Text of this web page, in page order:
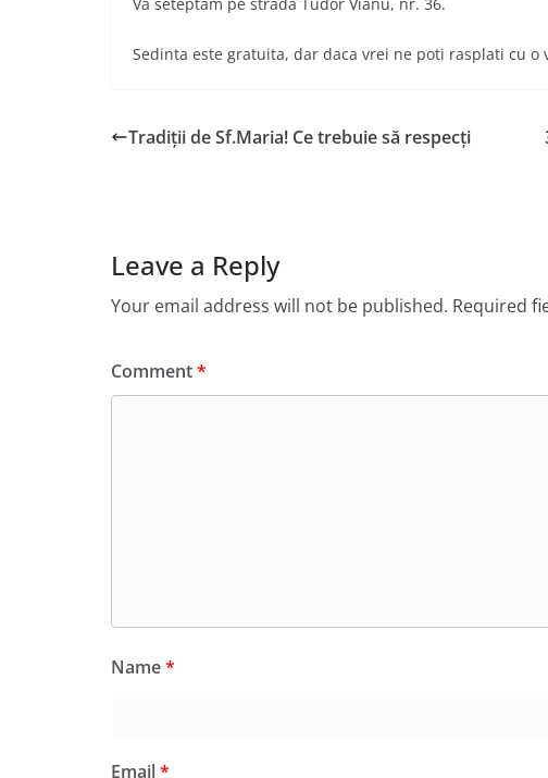
Sedinta este gratuita, dar daca vrei ne poti rasplati cu o
Tradiții de Sf.Maria! Ce trebuie să respecți
Leave a Reply
Your email address will not be published. Required
Comment*
Name*
Email*